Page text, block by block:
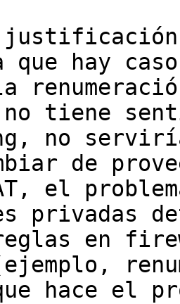
hay
tiene
no
de
el
privadas
en
hace el